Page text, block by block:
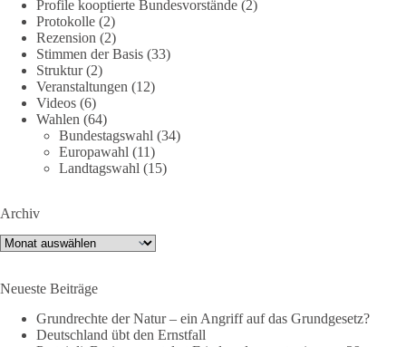
September statt. Die Inhalte stehen – jetzt müssen sie gesehen,
geteilt und diskutiert werden.
Folge unseren Kanälen:
Facebook:
https://www.facebook.com/groups/diebasissachsenanhalt/
Instragram:
https://www.instagram.com/die_basis_sachsen_anhalt/
Tiktok: https://www.tiktok.com/@diebasis_sachsenanhalt
🟩🟩🟦🟦🟥🟥🟧🟧
Menschen mitbekommen, wofür wir stehen und warum es sich
lohnt, dieBasis zu wählen.
Mehr Infos:https://diebasis-st.de/wahlprogramm/
Profile kooptierte Bundesvorstände (2)
Protokolle (2)
Rezension (2)
Stimmen der Basis (33)
Struktur(2)
Veranstaltungen (12)
Videos (6)
Wahlen (64)
Bundestagswahl (34)
Europawahl (11)
Landtagswahl (15)
Archiv
Archiv
Neueste Beiträge
Grundrechte der Natur – ein Angriff auf das Grundgesetz?
Deutschland übt den Ernstfall